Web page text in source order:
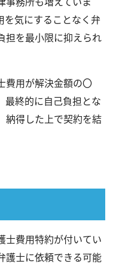
を気にすることなく弁
担を最小限に抑えられ
費用が解決金額の〇
最終的に自己負担とな
納得した上で契約を結
士費用特約が付いてい
護士に依頼できる可能